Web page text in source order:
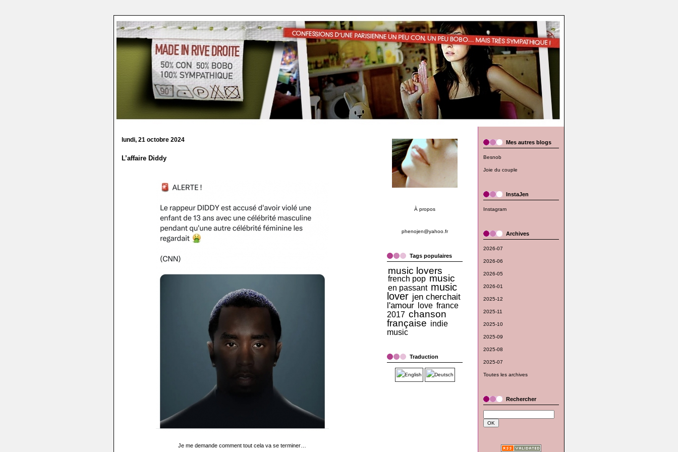
lundi, 21 octobre 2024
L’affaire Diddy
Je me demande comment tout cela va se terminer…
À propos
phenojen@yahoo.fr
Tags populaires
music lovers
french pop music
en passant music
lover jen cherchait
l'amour
love france
2017 chanson
française indie
music
Traduction
Mes autres blogs
Besnob
Joie du couple
InstaJen
Instagram
Archives
2026-07
2026-06
2026-05
2026-01
2025-12
2025-11
2025-10
2025-09
2025-08
2025-07
Toutes les archives
Rechercher